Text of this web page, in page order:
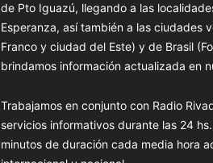
de Pto Iguazú, llegando a las
Esperanza, así también a las ciudades
Franco y ciudad del Este) y de Brasil
brindamos información actualizada en
Trabajamos en conjunto con Radio
servicios informativos durante las 24
minutos de duración cada media hora